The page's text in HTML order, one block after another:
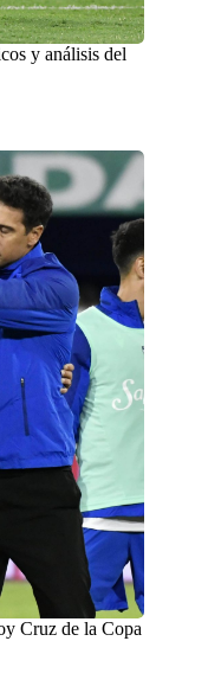
y análisis del
Cruz de la Copa